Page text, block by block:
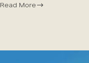
Read More